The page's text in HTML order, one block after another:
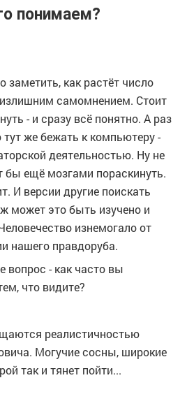
понимаем?
как растёт число
самомнением. Стоит
- и сразу всё понятно. А раз
тут же бежать к компьютеру -
деятельностью. Ну не
бы ещё мозгами пораскинуть.
И версии другие поискать
может это быть изучено и
изнемогало от
нашего правдоруба.
вопрос - как часто вы
что видите?
реалистичностью
Могучие сосны, широкие
так и тянет пойти...